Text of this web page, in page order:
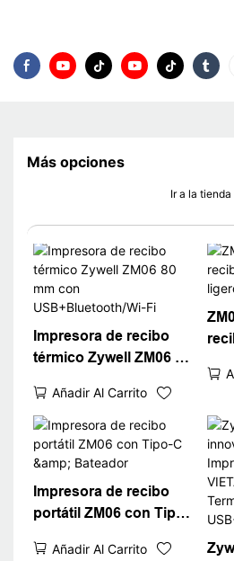
Más opciones
Ir a la tienda
Impresora de recibo
térmico Zywell ZM06 80
USB+Bluetooth/Wi-Fi
Añadir Al Carrito
Impresora de recibo
portátil ZM06 con Tipo-
Añadir Al Carrito